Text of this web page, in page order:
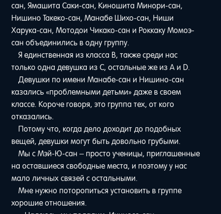
сан, Ямашита Саки-сан, Киношита Минори-сан,
Нишино Такеко-сан, Манабе Шихо-сан, Ниши
Харука-сан, Мотодои Чикако-сан и Роккаку Момоэ-
сан объединились в одну группу.
Я единственная из класса В, также среди нас
только одна девушка из С, остальные же из А и D.
Девушки по имени Манабе-сан и Нишино-сан
казались «проблемными детьми» даже в своем
классе. Короче говоря, это группа тех, от кого
отказались.
Потому что, когда дело доходит до подобных
вещей, девушки могут быть довольно грубыми.
Мы с Мэй-Ю-сан – просто ученицы, приглашенные
на оставшиеся свободные места, и поэтому у нас
мало личных связей с остальными.
Мне нужно поторопиться установить в группе
хорошие отношения.